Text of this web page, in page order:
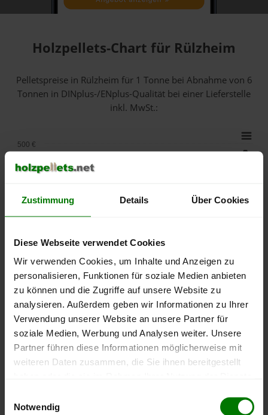
Zustimmung Details Über Cookies
Diese Webseite verwendet Cookies
Wir verwenden Cookies, um Inhalte und Anzeigen zu
personalisieren, Funktionen für soziale Medien anbieten
zu können und die Zugriffe auf unsere Website zu
analysieren. Außerdem geben wir Informationen zu Ihrer
Verwendung unserer Website an unsere Partner für
soziale Medien, Werbung und Analysen weiter. Unsere
Partner führen diese Informationen möglicherweise mit
weiteren Daten zusammen, die Sie ihnen bereitgestellt
Notwendig
Holzpellets-Chart für Rülzheim
Pelletspreise in Rülzheim für 1 Tonne bei Abnahmevon 6
Tonnen in DINplus-/ENplus-Qualität bei einer Lieferstelle
inkl. MwSt.:
lose Ware Sackware
September
Januar
Mai
250 €
300 €
350 €
500 €
Die aktuelle Preisentwicklung für Holzpellets in Deutschland